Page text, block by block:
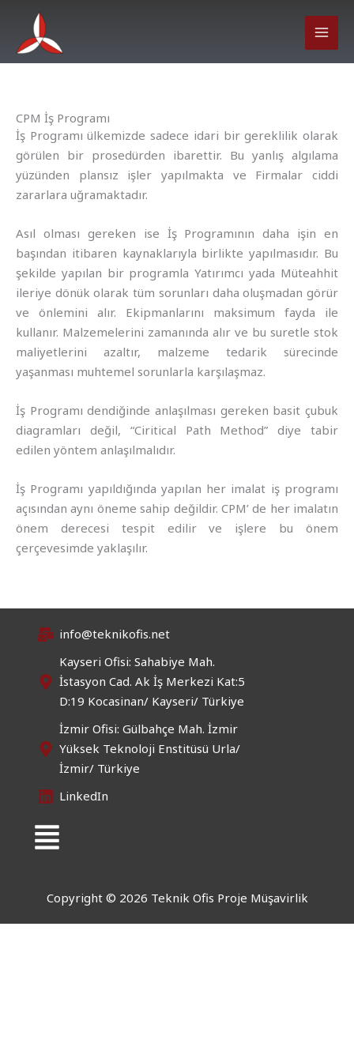
CPM İş Programı
İş Programı ülkemizde sadece idari bir gereklilik olarak
görülen bir prosedürden ibarettir. Bu yanlış algılama
yüzünden plansız işler yapılmakta ve Firmalar ciddi
zararlara uğramaktadır.
Asıl olması gereken ise İş Programının daha işin en
başından itibaren kaynaklarıyla birlikte yapılmasıdır. Bu
şekilde yapılan bir programla Yatırımcı yada Müteahhit
ileriye dönük olarak tüm sorunları daha oluşmadan görür
ve önlemini alır. Ekipmanlarını maksimum fayda ile
kullanır. Malzemelerini zamanında alır ve bu suretle stok
maliyetlerini azaltır, malzeme tedarik sürecinde
yaşanması muhtemel sorunlarla karşılaşmaz.
İş Programı dendiğinde anlaşılması gereken basit çubuk
diagramları değil, “Ciritical Path Method” diye tabir
edilen yöntem anlaşılmalıdır.
İş Programı yapıldığında yapılan her imalat iş programı
açısından aynı öneme sahip değildir. CPM’ de her imalatın
önem derecesi tespit edilir ve işlere bu önem
çerçevesimde yaklaşılır.
info@teknikofis.net
Kayseri Ofisi: Sahabiye Mah.
İstasyon Cad. Ak İş Merkezi Kat:5
D:19 Kocasinan/ Kayseri/ Türkiye
İzmir Ofisi: Gülbahçe Mah. İzmir
Yüksek Teknoloji Enstitüsü Urla/
İzmir/ Türkiye
LinkedIn
Menü
Copyright © 2026 Teknik Ofis Proje Müşavirlik